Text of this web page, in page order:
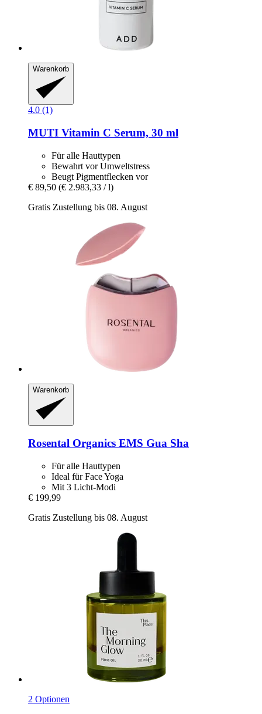
Warenkorb
4.0 (1)
MUTI Vitamin C Serum, 30 ml
Für alle Hauttypen
Bewahrt vor Umweltstress
Beugt Pigmentflecken vor
€ 89,50 (€ 2.983,33 / l)
Gratis Zustellung bis 08. August
Warenkorb
Rosental Organics EMS Gua Sha
Für alle Hauttypen
Ideal für Face Yoga
Mit 3 Licht-Modi
€ 199,99
Gratis Zustellung bis 08. August
2 Optionen